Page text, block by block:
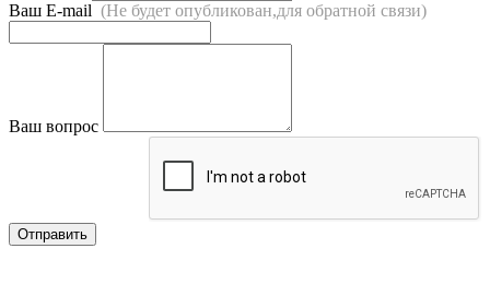
Ваш E-mail (Не будет опубликован,для обратной связи)
Ваш вопрос
Отправить